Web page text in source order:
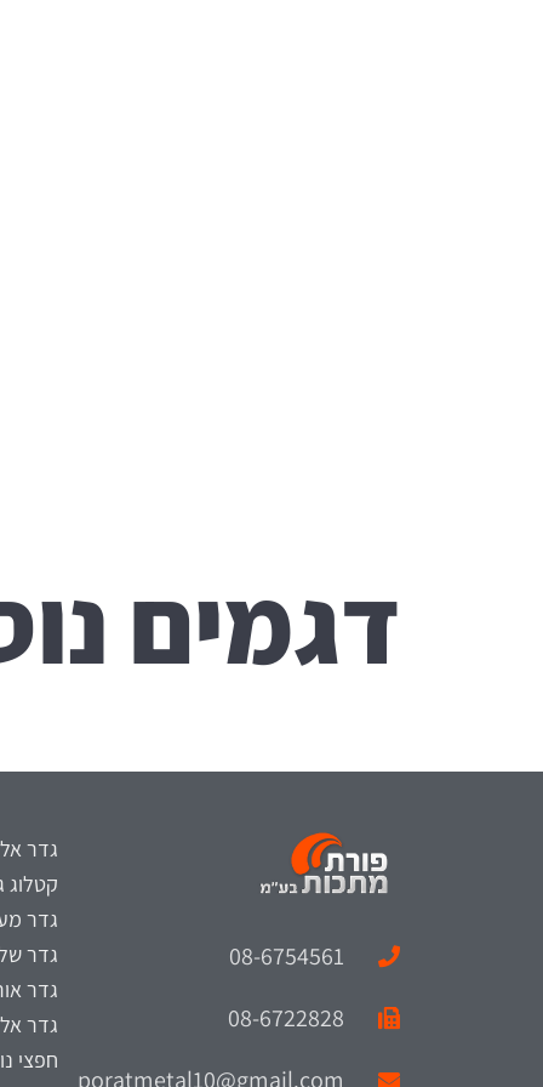
דגמים
08-6754561
08-6722828
poratmetal10@gmail.com
גדר
קטלוג
גדר
גדר
גדר
גדר
חפצי